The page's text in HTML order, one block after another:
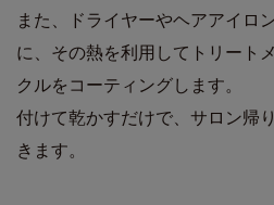
また、ドライヤーやヘアアイロ
に、その熱を利用してトリート
クルをコーティングします。
付けて乾かすだけで、サロン帰
きます。